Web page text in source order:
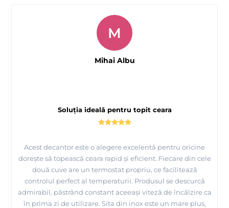
Soluția ideală pentru topit ceara
Acest decantor este o alegere excelentă pentru oricine
dorește să topească ceara rapid și eficient. Fiecare din cele
două cuve are un termostat propriu, ce facilitează
controlul perfect al temperaturii. Produsul se descurcă
admirabil, păstrând constant aceeași viteză de încălzire ca
în prima zi de utilizare. Sita din inox este un mare plus,
M
Mihai Albu